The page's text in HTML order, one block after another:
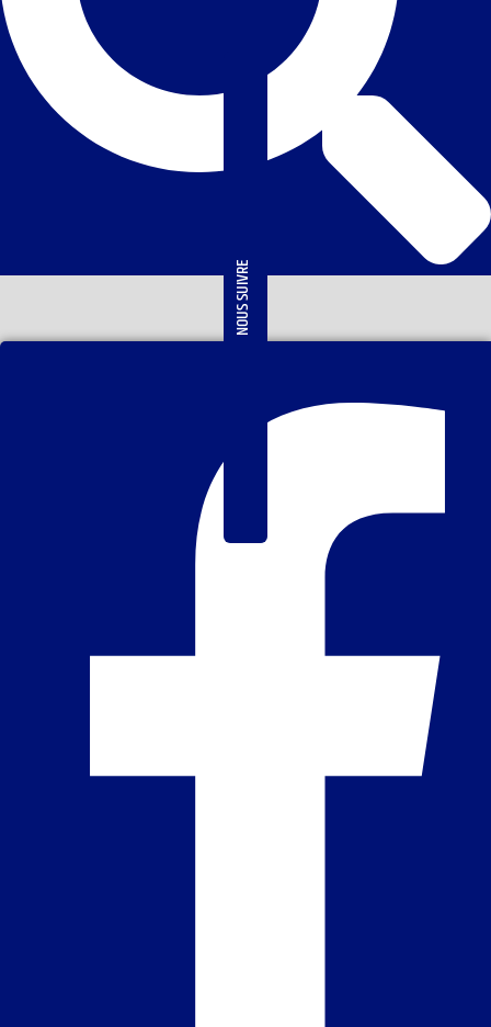
NOUS SUIVRE